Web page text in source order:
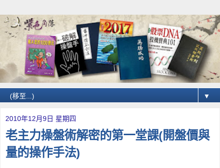
▼
2010年12月9日 星期四
老主力操盤術解密的第一堂課(開盤價與
量的操作手法)